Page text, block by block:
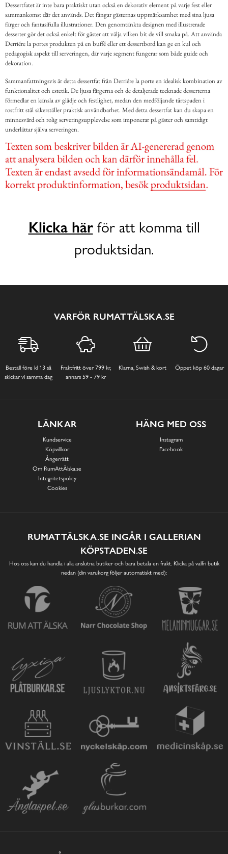
Dessertfatet är inte bara praktiskt utan också en dekorativ element på varje fest eller
sammankomst där det används. Det fångar gästernas uppmärksamhet med sina ljusa
färger och fantasifulla illustrationer. Den genomtänkta designen med illustrerade
desserter gör det också enkelt för gäster att välja vilken bit de vill smaka på. Att använda
Derriére la portes produkten på en buffé eller ett dessertbord kan ge en kul och
pedagogisk aspekt till serveringen, där varje segment fungerar som både guide och
dekoration.
Sammanfattningsvis är detta dessertfat från Derriére la porte en idealisk kombination av
funktionalitet och estetik. De ljusa färgerna och de detaljerade tecknade desserterna
förmedlar en känsla av glädje och festlighet, medan den medföljande tårtspaden i
rostfritt stål säkerställer praktisk användbarhet. Med detta dessertfat kan du skapa en
minnesvärd och rolig serveringsupplevelse som imponerar på gäster och samtidigt
underlättar själva serveringen.
Klicka härför att komma till
produktsidan.
VARFÖR RUMATTÄLSKA.SE
Beställ före kl 13 så
skickar vi samma dag
Fraktfritt över 799 kr,
annars 59 - 79 kr
Klarna, Swish & kort Öppet köp 60 dagar
LÄNKAR
Kundservice
Köpvillkor
Ångerrätt
Om RumAttÄlska.se
Integritetspolicy
Cookies
HÄNG MED OSS
Instagram
Facebook
RUMATTÄLSKA.SE INGÅR I GALLERIAN
KÖPSTADEN.SE
Hos oss kan du handla i alla anslutna butiker och bara betala en frakt. Klicka på valfri butik
nedan (din varukorg följer automatiskt med):